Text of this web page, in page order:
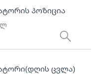
პოზიცია
ლ
ცვლა)